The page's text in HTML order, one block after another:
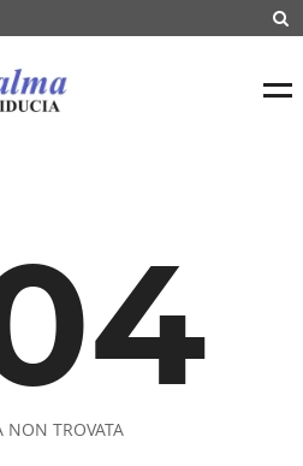
NON TROVATA